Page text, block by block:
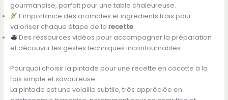
gourmandise, parfait pour une table chaleureuse.
L’importance des aromates et ingrédients frais pour
valoriser chaque étape de la recette.
Des ressources vidéos pour accompagner la préparation
et découvrir les gestes techniques incontournables.
Pourquoi choisir la pintade pour une recette en cocotte à la
fois simple et savoureuse
La pintade est une volaille subtile, très appréciée en